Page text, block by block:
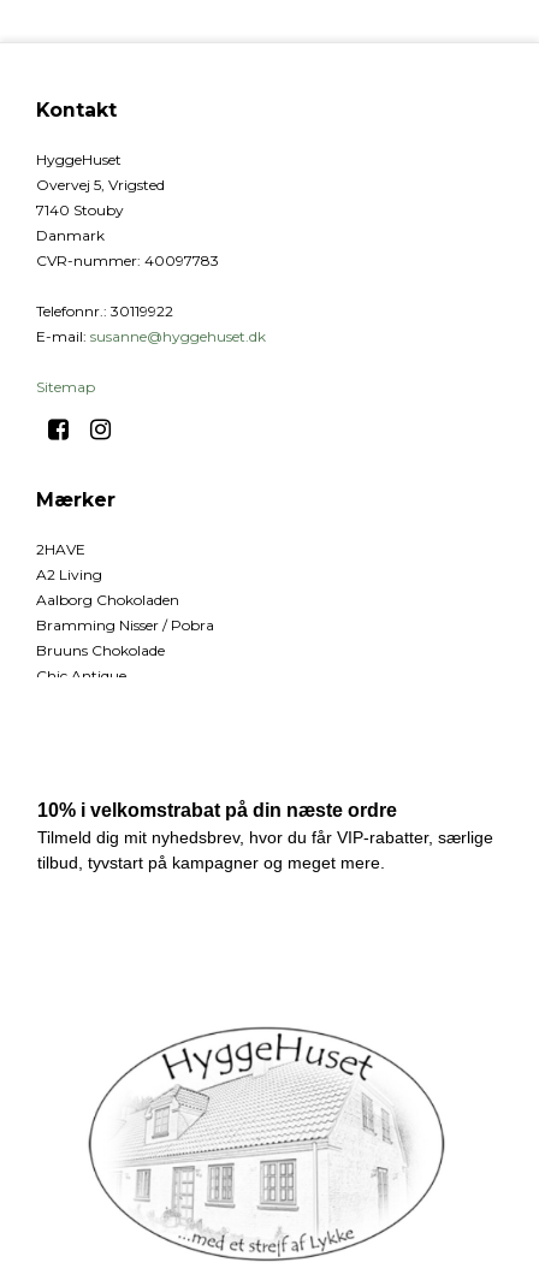
Kontakt
HyggeHuset
Overvej 5, Vrigsted
7140 Stouby
Danmark
CVR-nummer: 40097783
Telefonnr. : 30119922
E-mail: susanne@hyggehuset.dk
Sitemap
Mærker
2HAVE
A2 Living
Aalborg Chokoladen
Bramming Nisser / Pobra
Bruuns Chokolade
Chic Antique
Se mere
Information
Nyhedstilmelding